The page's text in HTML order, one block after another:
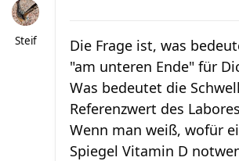
Steif
Die Frage ist, was
"am unteren Ende" für
Was bedeutet die
Referenzwert des
Wenn man weiß, wofür
Spiegel Vitamin D